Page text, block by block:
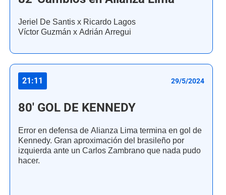
Jeriel De Santis x Ricardo Lagos
Víctor Guzmán x Adrián Arregui
21:11 29/5/2024
80' GOL DE KENNEDY
Error en defensa de Alianza Lima termina en gol de
Kennedy. Gran aproximación del brasileño por
izquierda ante un Carlos Zambrano que nada pudo
hacer.